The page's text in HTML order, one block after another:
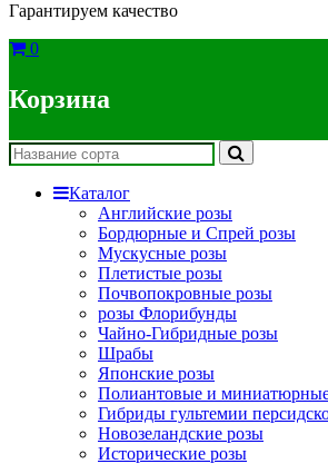
Гарантируем качество
0
Корзина
Каталог
Английские розы
Бордюрные и Спрей розы
Мускусные розы
Плетистые розы
Почвопокровные розы
розы Флорибунды
Чайно-Гибридные розы
Шрабы
Японские розы
Полиантовые и
Гибриды гультемии
Новозеландские розы
Исторические розы